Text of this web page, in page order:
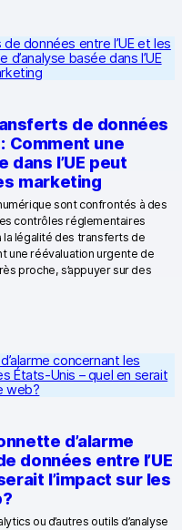
et le mobile
produits digitaux
privée
côté serveur
de données
Comment une
dans l’UE peut
marketing
sont confrontés à des
contrôles réglementaires
légalité des transferts de
une réévaluation urgente de
proche, s’appuyer sur des
d’alarme
données entre l’UE
l’impact sur les
ou d’autres outils d’analyse